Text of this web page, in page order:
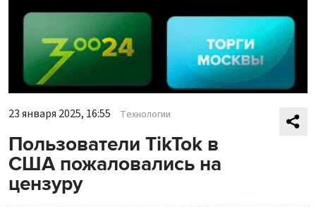
23 января 2025, 16:55 Технологии
Пользователи TikTok в
США пожаловались на
цензуру